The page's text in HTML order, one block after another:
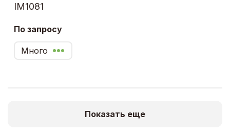
IM1081
По запросу
Много
Показать еще